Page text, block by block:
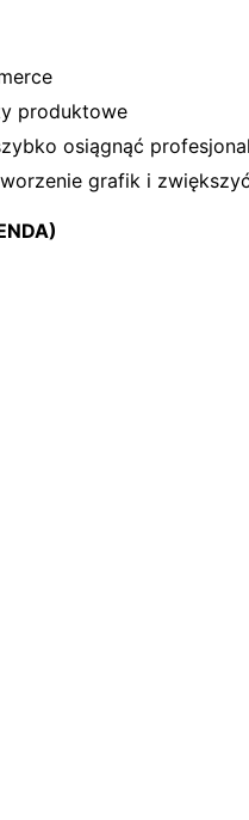
produktowe
osiągnąć
grafik i